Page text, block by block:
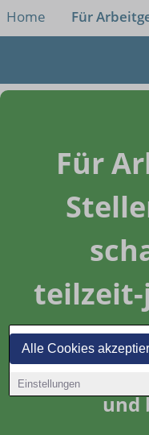
Alle Cookies
Einstellungen
Home Für
Für
Fachkräfte
regional,
und